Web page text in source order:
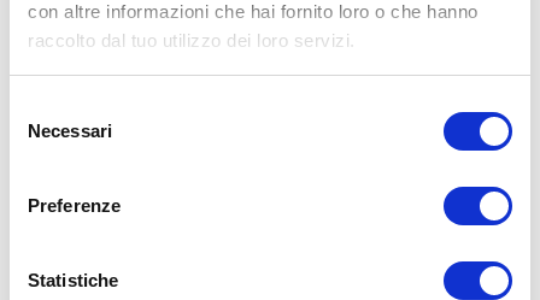
con altre informazioni che hai fornito loro o che hanno
raccolto dal tuo utilizzo dei loro servizi.
delNecessari
Preferenze
Statistiche